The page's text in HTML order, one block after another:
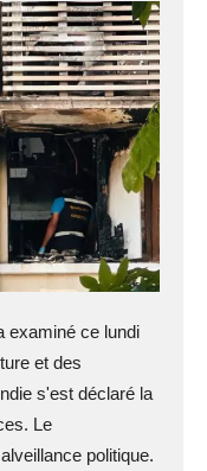
examiné ce lundi
et des
s'est déclaré la
Le
politique.